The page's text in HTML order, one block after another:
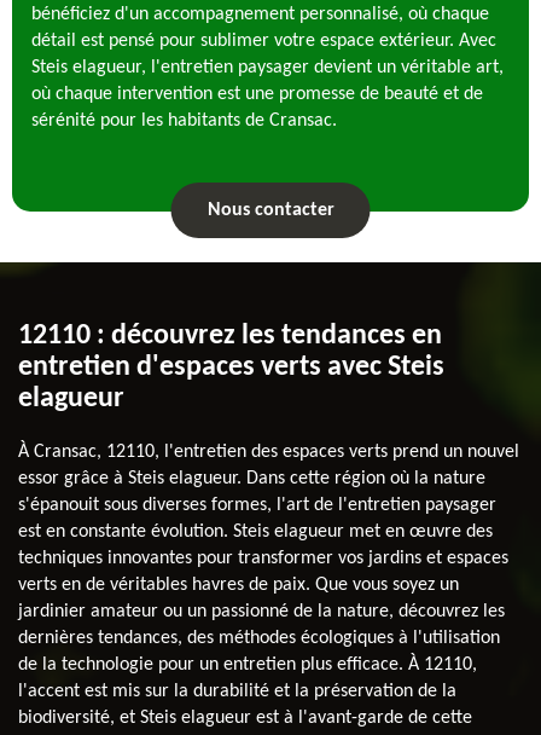
bénéficiez d'un accompagnement personnalisé, où chaque
détail est pensé pour sublimer votre espace extérieur. Avec
Steis elagueur, l'entretien paysager devient un véritable art,
où chaque intervention est une promesse de beauté et de
sérénité pour les habitants de Cransac.
Nous contacter
12110 : découvrez les tendances en
entretien d'espaces verts avec Steis
elagueur
À Cransac, 12110, l'entretien des espaces verts prend un nouvel
essor grâce à Steis elagueur. Dans cette région où la nature
s'épanouit sous diverses formes, l'art de l'entretien paysager
est en constante évolution. Steis elagueur met en œuvre des
techniques innovantes pour transformer vos jardins et espaces
verts en de véritables havres de paix. Que vous soyez un
jardinier amateur ou un passionné de la nature, découvrez les
dernières tendances, des méthodes écologiques à l'utilisation
de la technologie pour un entretien plus efficace. À 12110,
l'accent est mis sur la durabilité et la préservation de la
biodiversité, et Steis elagueur est à l'avant-garde de cette